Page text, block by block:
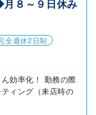
８～９日休み
全週休2日制
効率化！ 勤務の際
ィング（来店時の